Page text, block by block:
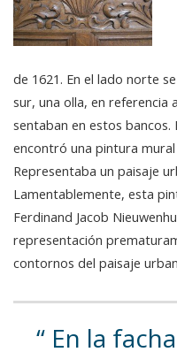
de 1621. En el lado norte
sur, una olla, en referencia
sentaban en estos bancos.
encontró una pintura
Representaba un paisaje
Lamentablemente, esta
Ferdinand Jacob
representación
contornos del paisaje
En la